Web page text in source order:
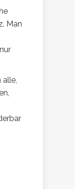
Man
alle,